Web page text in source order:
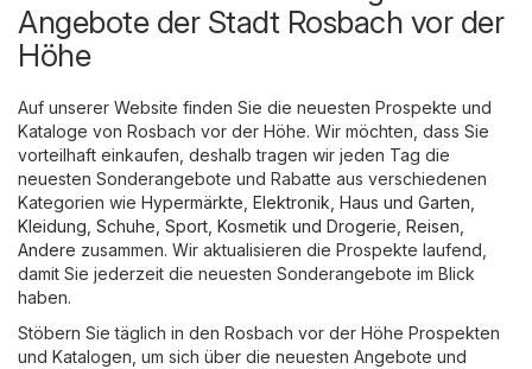
Angebote der Stadt Rosbach vor der
Höhe
Auf unserer Website finden Sie die neuesten Prospekte und
Kataloge von Rosbach vor der Höhe. Wir möchten, dass Sie
vorteilhaft einkaufen, deshalb tragen wir jeden Tag die
neuesten Sonderangebote und Rabatte aus verschiedenen
Kategorien wie Hypermärkte Elektronik Haus und Garten
Kleidung, Schuhe, Sport Kosmetik und Drogerie Reisen
Andere zusammen. Wir aktualisieren die Prospekte laufend,
damit Sie jederzeit die neuesten Sonderangebote im Blick
haben.
Stöbern Sie täglich in den Rosbach vor der Höhe Prospekten
und Katalogen, um sich über die neuesten Angebote und